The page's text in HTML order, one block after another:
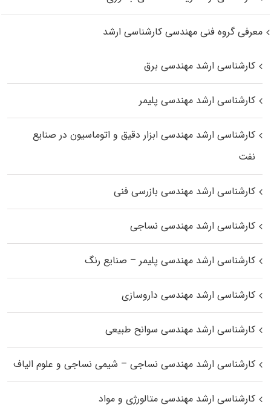
معرفی گروه فنی مهندسی کارشناسی ارشد
کارشناسی ارشد مهندسی برق
کارشناسی ارشد مهندسی پلیمر
کارشناسی ارشد مهندسی ابزار دقیق و اتوماسیون در صنایع
نفت
کارشناسی ارشد مهندسی بازرسی فنی
کارشناسی ارشد مهندسی نساجی
کارشناسی ارشد مهندسی پلیمر – صنایع رنگ
کارشناسی ارشد مهندسی داروسازی
کارشناسی ارشد مهندسی سوانح طبیعی
کارشناسی ارشد مهندسی نساجی – شیمی نساجی و علوم الیاف
کارشناسی ارشد مهندسی متالورژی و مواد